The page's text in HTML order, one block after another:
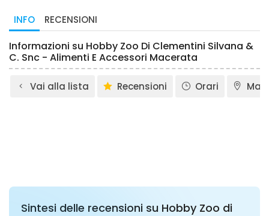
INFO RECENSIONI
Informazioni su Hobby Zoo Di Clementini Silvana &
C. Snc - Alimenti E Accessori Macerata
Vai alla lista Recensioni Orari
Sintesi delle recensioni su Hobby Zoo di